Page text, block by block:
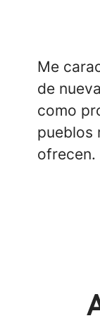
Me
de
como
pueblos
ofrecen.